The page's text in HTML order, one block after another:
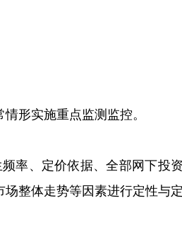
形实施重点监测监控。
率、定价依据、全部网下投
整体走势等因素进行定性与